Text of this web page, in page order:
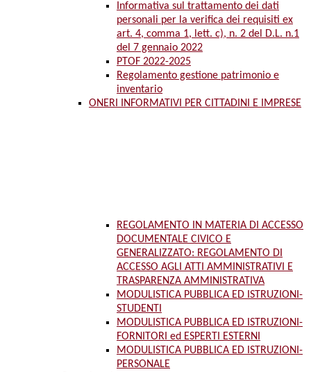
Informativa sul trattamento dei dati
personali per la verifica dei requisiti ex
art. 4, comma 1, lett. c), n. 2 del D.L. n.1
del 7 gennaio 2022
PTOF 2022-2025
Regolamento gestione patrimonio e
inventario
ONERI INFORMATIVI PER CITTADINI E IMPRESE
REGOLAMENTO IN MATERIA DI ACCESSO
DOCUMENTALE CIVICO E
GENERALIZZATO: REGOLAMENTO DI
ACCESSO AGLI ATTI AMMINISTRATIVI E
TRASPARENZA AMMINISTRATIVA
MODULISTICA PUBBLICA ED ISTRUZIONI-
STUDENTI
MODULISTICA PUBBLICA ED ISTRUZIONI-
FORNITORI ed ESPERTI ESTERNI
MODULISTICA PUBBLICA ED ISTRUZIONI-
PERSONALE